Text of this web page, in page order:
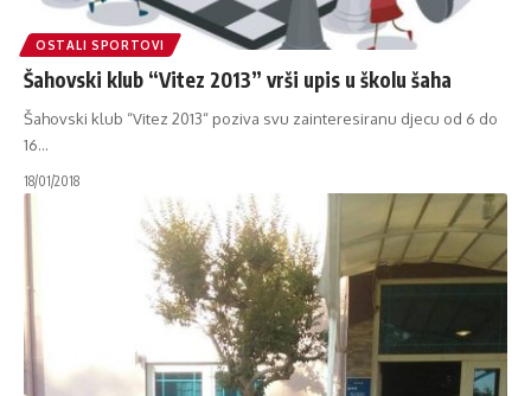
OSTALI SPORTOVI
Šahovski klub “Vitez 2013” vrši upis u školu šaha
Šahovski klub “Vitez 2013“ poziva svu zainteresiranu djecu od 6 do
16…
18/01/2018